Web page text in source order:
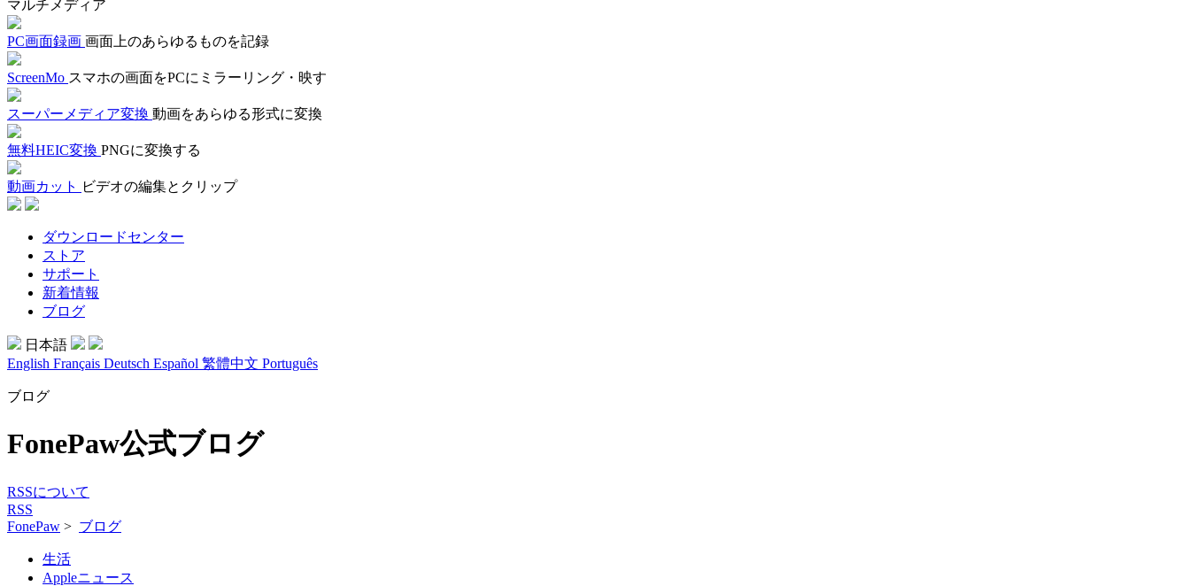
マルチメディア
PC画面録画 画面上のあらゆるものを記録
ScreenMo スマホの画面をPCにミラーリング・映す
スーパーメディア変換 動画をあらゆる形式に変換
無料HEIC変換 PNGに変換する
動画カット ビデオの編集とクリップ
ダウンロードセンター
ストア
サポート
新着情報
ブログ
日本語
English Français Deutsch Español 繁體中文 Português
ブログ
FonePaw公式ブログ
RSSについて
RSS
FonePaw > ブログ
生活
Appleニュース